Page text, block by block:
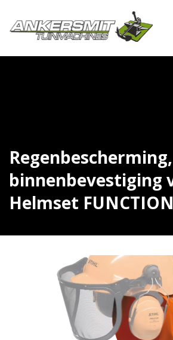
Regenbescherming,
binnenbevestiging
Helmset